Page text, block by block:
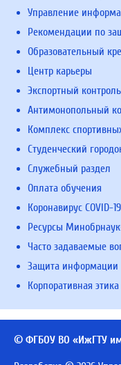
Управление
Рекомендации по
Образовательный
Центр карьеры
Экспортный контроль
Антимонопольный
Комплекс
Студенческий
Служебный раздел
Оплата обучения
Коронавирус COVID-19
Ресурсы
Часто задаваемые
Защита информации
Корпоративная этика
© ФГБОУ ВО «ИжГТУ